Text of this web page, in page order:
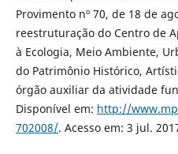
Provimento nº 70, de 18 de
reestruturação do Centro de
à Ecologia, Meio Ambiente,
do Patrimônio Histórico,
órgão auxiliar da atividade
Disponível em: http://
702008/. Acesso em: 3 jul.